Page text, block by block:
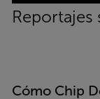
Reportajes
Cómo Chip